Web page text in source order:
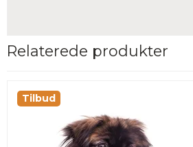
Relaterede produkter
Tilbud